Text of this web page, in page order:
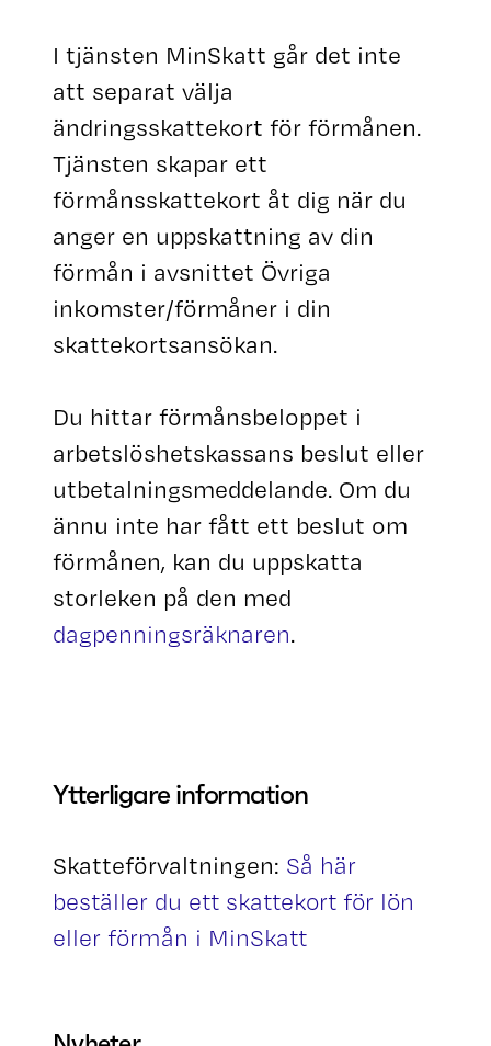
I tjänsten MinSkatt går det inte
att separat välja
ändringsskattekort för förmånen.
Tjänsten skapar ett
förmånsskattekort åt dig när du
anger en uppskattning av din
förmån i avsnittet Övriga
inkomster/förmåner i din
skattekortsansökan.
Du hittar förmånsbeloppet i
arbetslöshetskassans beslut eller
utbetalningsmeddelande. Om du
ännu inte har fått ett beslut om
förmånen, kan du uppskatta
storleken på den med
dagpenningsräknaren.
Ytterligare information
Skatteförvaltningen: Så här
beställer du ett skattekort för lön
eller förmån i MinSkatt